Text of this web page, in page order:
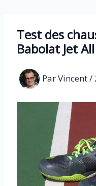
contenuTest des
Babolat Jet
ParVincent/